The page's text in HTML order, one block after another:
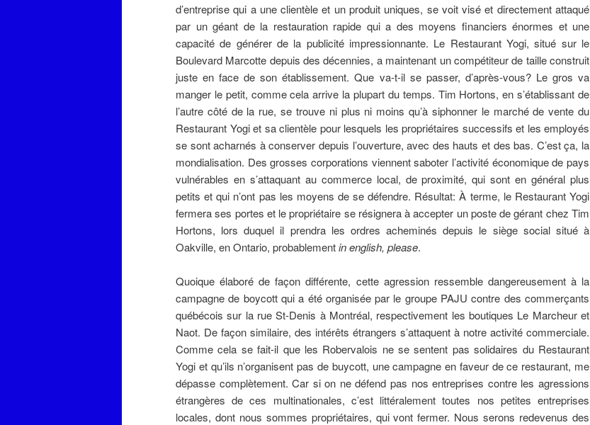
d’entreprise qui a une clientèle et un produit uniques, se voit visé et directement attaqué
par un géant de la restauration rapide qui a des moyens financiers énormes et une
capacité de générer de la publicité impressionnante. Le Restaurant Yogi, situé sur le
Boulevard Marcotte depuis des décennies, a maintenant un compétiteur de taille construit
juste en face de son établissement. Que va-t-il se passer, d’après-vous? Le gros va
manger le petit, comme cela arrive la plupart du temps. Tim Hortons, en s’établissant de
l’autre côté de la rue, se trouve ni plus ni moins qu’à siphonner le marché de vente du
Restaurant Yogi et sa clientèle pour lesquels les propriétaires successifs et les employés
se sont acharnés à conserver depuis l’ouverture, avec des hauts et des bas. C’est ça, la
mondialisation. Des grosses corporations viennent saboter l’activité économique de pays
vulnérables en s’attaquant au commerce local, de proximité, qui sont en général plus
petits et qui n’ont pas les moyens de se défendre. Résultat: À terme, le Restaurant Yogi
fermera ses portes et le propriétaire se résignera à accepter un poste de gérant chez Tim
Hortons, lors duquel il prendra les ordres acheminés depuis le siège social situé à
Oakville, en Ontario, probablementin english, please.
Quoique élaboré de façon différente, cette agression ressemble dangereusement à la
campagne de boycott qui a été organisée par le groupe PAJU contre des commerçants
québécois sur la rue St-Denis à Montréal, respectivement les boutiques Le Marcheur et
Naot. De façon similaire, des intérêts étrangers s’attaquent à notre activité commerciale.
Comme cela se fait-il que les Robervalois ne se sentent pas solidaires du Restaurant
Yogi et qu’ils n’organisent pas de buycott, une campagne en faveur de ce restaurant, me
dépasse complètement. Car si on ne défend pas nos entreprises contre les agressions
étrangères de ces multinationales, c’est littéralement toutes nos petites entreprises
locales, dont nous sommes propriétaires, qui vont fermer. Nous serons redevenus des